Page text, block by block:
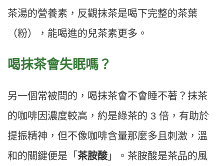
茶湯的營養素，反觀抹茶是喝下完整的茶葉
（粉），能喝進的兒茶素更多。
喝抹茶會失眠嗎？
另一個常被問的，喝抹茶會不會睡不著？抹茶
的咖啡因濃度較高，約是綠茶的 3 倍，有助於
提振精神，但不像咖啡含量那麼多且刺激，溫
和的關鍵便是「 茶胺酸」。茶胺酸是茶品的風